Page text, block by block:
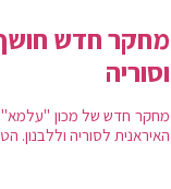
מחקר חדש
וסוריה
מחקר חדש של מכון "עלמא"
האיראנית לסוריה